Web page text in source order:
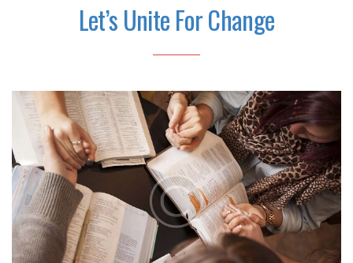
Let’s Unite For Change